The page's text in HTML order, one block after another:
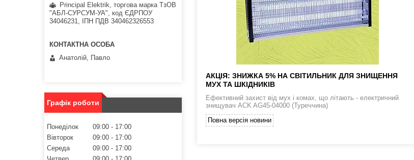
АКЦІЯ: ЗНИЖКА 5% НА СВІТИЛЬНИК ДЛЯ ЗНИЩЕННЯ
МУХ ТА ШКІДНИКІВ
Ефективний захист від мух і комах, що літають - електричний
знищувач ACK AG45-04000 (Туреччина)
Повна версія новини
Principal Elektrik, торгова марка ТзОВ
"АБЛ-СУРСУМ-УА", код ЄДРПОУ
34046231, ІПН ПДВ 340462326553
Анатолій, Павло
Графік роботи
Понеділок 09:00
17:00
Вівторок
09:00
17:00
Середа
09:00
17:00